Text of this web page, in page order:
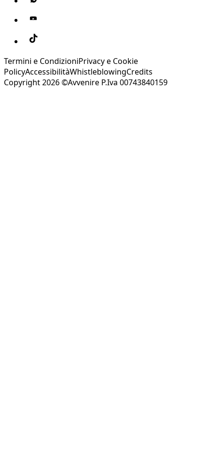
Termini e CondizioniPrivacy e Cookie
PolicyAccessibilitàWhistleblowingCredits
Copyright 2026 ©Avvenire P.Iva 00743840159